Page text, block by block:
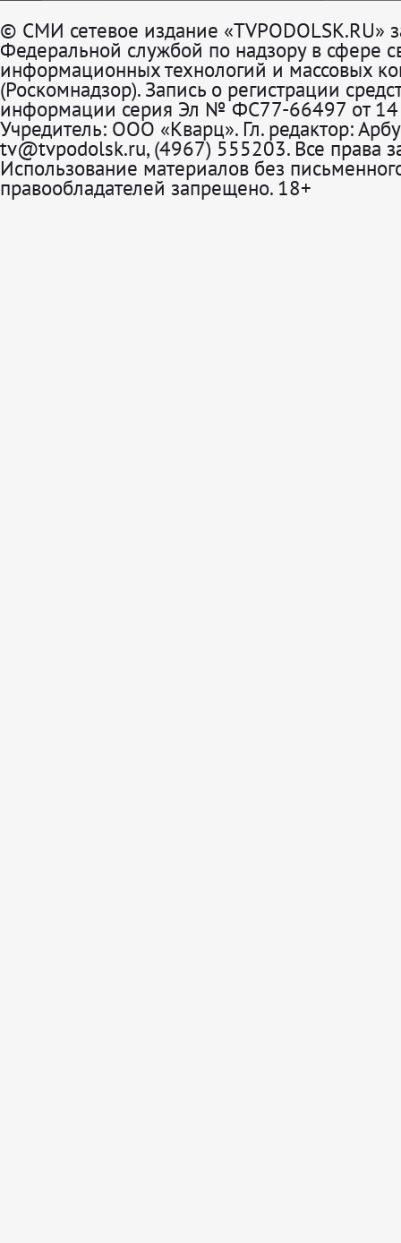
© СМИ сетевое издание «TVPODOLSK.RU»
Федеральной службой по надзору в сфере
информационных технологий и массовых
(Роскомнадзор). Запись о регистрации
информации серия Эл № ФС77-66497 от 14
Учредитель: ООО «Кварц». Гл. редактор:
tv@tvpodolsk.ru, (4967) 555203. Все права
Использование материалов без
правообладателей запрещено. 18+